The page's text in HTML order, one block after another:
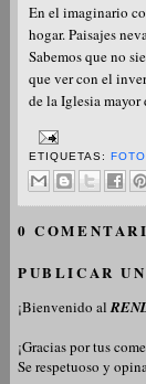
En el imaginario
hogar. Paisajes
Sabemos que no
que ver con el
de la Iglesia mayor
ETIQUETAS:
0
PUBLICAR
¡Bienvenido al
¡Gracias por tus
Se respetuoso y